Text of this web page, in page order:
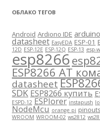
ОБЛАКО ТЕГОВ
Android Ardiono IDE
datasheet EasyEDA ESP-01
12D ESP-12E ESP-12Q ESP-13 esp-
esp8266
ESP8266 AT
datasheet
SDK ESP8266 купить
ESPD-12 ESPlorer instapush
NodeMcu orange pi pinouts
WROOM WROOM-02 ws2812